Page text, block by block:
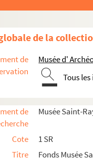
de la
de
Musée d'
Tous
de
Musée Saint-
Cote
1 SR
Titre
Fonds Musée
du Musée
Destrem
Humbert Guitard
Labrousse